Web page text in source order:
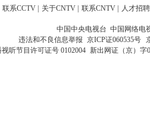
联系CCTV 关于CNTV 联系CNTV 人才招聘
中国中央电视台 中国网络电
违法和不良信息举报 京ICP证060535号
视听节目许可证号 0102004 新出网证（京）